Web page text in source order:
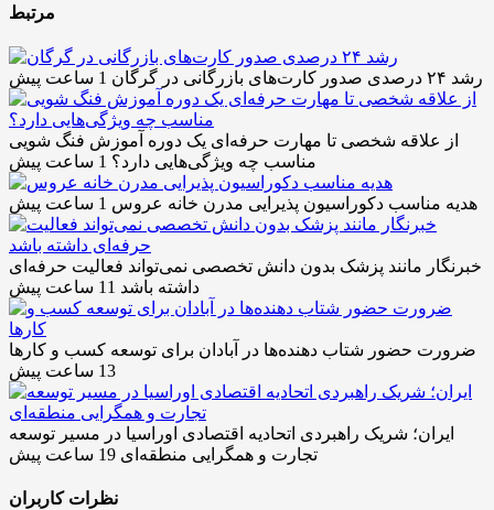
مرتبط
رشد ۲۴ درصدی صدور کارت‌های بازرگانی در گرگان 1 ساعت پیش
از علاقه شخصی تا مهارت حرفه‌ای یک دوره آموزش فنگ شویی
مناسب چه ویژگی‌هایی دارد؟ 1 ساعت پیش
هدیه مناسب دکوراسیون پذیرایی مدرن خانه عروس 1 ساعت پیش
خبرنگار مانند پزشک بدون دانش تخصصی نمی‌تواند فعالیت حرفه‌ای
داشته باشد 11 ساعت پیش
ضرورت حضور شتاب ‌دهنده‌ها در آبادان برای توسعه کسب‌ و کارها
13 ساعت پیش
ایران؛ شریک راهبردی اتحادیه اقتصادی اوراسیا در مسیر توسعه
تجارت و همگرایی منطقه‌ای 19 ساعت پیش
نظرات کاربران